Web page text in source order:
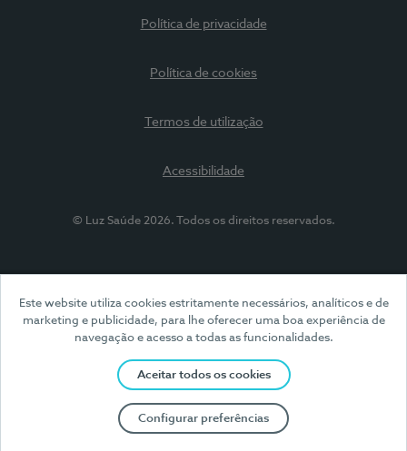
Este website utiliza cookies estritamente necessários, analíticos e de
marketing e publicidade, para lhe oferecer uma boa experiência de
navegação e acesso a todas as funcionalidades.
Aceitar todos os cookies
Configurar preferências
Política de privacidade
Política de cookies
Termos de utilização
Acessibilidade
© Luz Saúde 2026. Todos os direitos reservados.